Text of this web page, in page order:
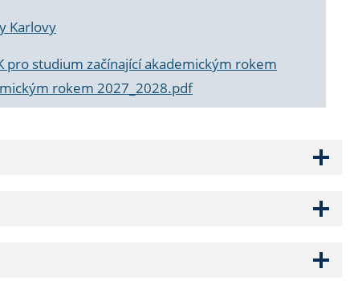
Karlovy
pro studium začínající akademickým rokem
rokem 2027_2028.pdf